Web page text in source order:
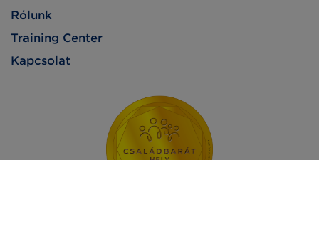
Rólunk
Training Center
Kapcsolat